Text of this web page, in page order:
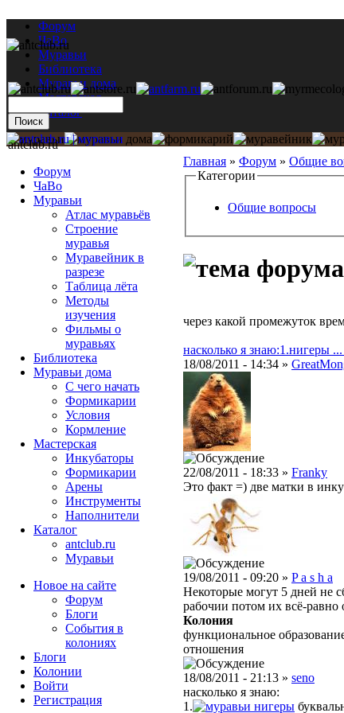
Форум
ЧаВо
Муравьи
Библиотека
Муравьи дома
Мастерская
Каталог
Главная » Форум » Общие
Категории
Общие вопросы
через какой промежуток
насколько я знаю:1.нигеры ...
18/08/2011 - 14:34 »
22/08/2011 - 18:33 » Franky
Это факт =) две матки в
19/08/2011 - 09:20 » P a s h a
Некоторые могут 5 дней не
рабочии потом их всё-равно
Колония
функциональное
отношения
18/08/2011 - 21:13 » seno
насколько я знаю:
1.
нигеры
antclub.ru
Форум
ЧаВо
Муравьи
Атлас муравьёв
Строение
муравья
Муравейник в
разрезе
Таблица лёта
Методы
изучения
Фильмы о
муравьях
Библиотека
Муравьи дома
С чего начать
Формикарии
Условия
Кормление
Мастерская
Инкубаторы
Формикарии
Арены
Инструменты
Наполнители
Каталог
antclub.ru
Муравьи
Новое на сайте
Форум
Блоги
События в
колониях
Блоги
Колонии
Войти
Peгиcтpaция